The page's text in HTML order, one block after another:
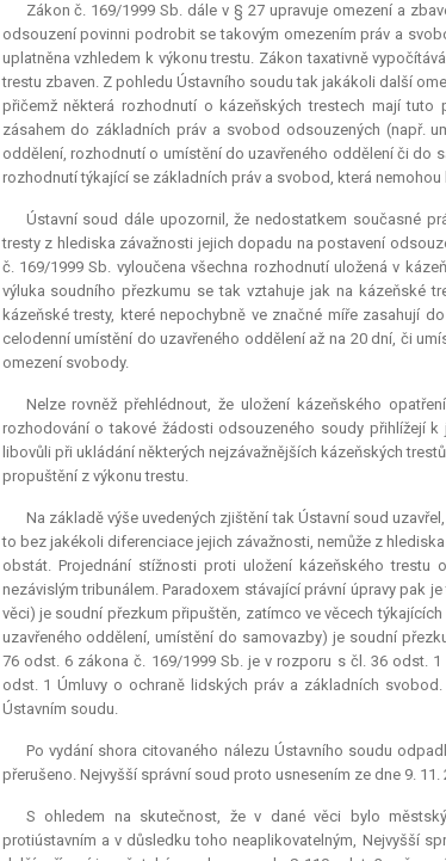
Zákon č. 169/1999 Sb. dále v § 27 upravuje omezení a
odsouzení povinni podrobit se takovým omezením práv a
uplatněna vzhledem k výkonu trestu. Zákon taxativně
trestu zbaven. Z pohledu Ústavního soudu tak jakákoli další
přičemž některá rozhodnutí o kázeňských trestech mají
zásahem do základních práv a svobod odsouzených (např.
oddělení, rozhodnutí o umístění do uzavřeného oddělení či do
rozhodnutí týkající se základních práv a svobod, která
Ústavní soud dále upozornil, že nedostatkem současné
tresty z hlediska závažnosti jejich dopadu na postavení
č. 169/1999 Sb. vyloučena všechna rozhodnutí uložená v
výluka soudního přezkumu se tak vztahuje jak na kázeňské
kázeňské tresty, které nepochybně ve značné míře zasahují
celodenní umístění do uzavřeného oddělení až na 20 dní, či
omezení svobody.
Nelze rovněž přehlédnout, že uložení kázeňského
rozhodování o takové žádosti odsouzeného soudy přihlížejí
libovůli při ukládání některých nejzávažnějších kázeňských
propuštění z výkonu trestu.
Na základě výše uvedených zjištění tak Ústavní soud
to bez jakékoli diferenciace jejich závažnosti, nemůže z
obstát. Projednání stížnosti proti uložení kázeňského trestu
nezávislým tribunálem. Paradoxem stávající právní úpravy pak
věci) je soudní přezkum připuštěn, zatímco ve věcech
uzavřeného oddělení, umístění do samovazby) je soudní
76 odst. 6 zákona č. 169/1999 Sb. je v rozporu s čl. 36 odst.
odst. 1 Úmluvy o ochraně lidských práv a základních
Ústavním soudu.
Po vydání shora citovaného nálezu Ústavního soudu
přerušeno. Nejvyšší správní soud proto usnesením ze dne 9.
S ohledem na skutečnost, že v dané věci bylo
protiústavním a v důsledku toho neaplikovatelným, Nejvyšší